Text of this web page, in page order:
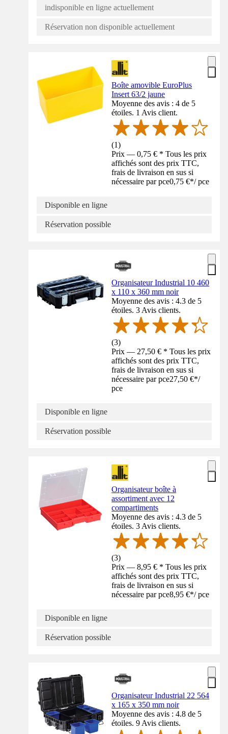
indisponible en ligne actuellement
Réservation non disponible actuellement
Boîte amovible EuroPlus
Insert 63/2 jaune
Moyenne des avis : 4 de 5
étoiles. 1 Avis client.
(1)
Prix — 0,75 € * Tous les prix
affichés sont des prix TTC,
frais de livraison en sus si
nécessaire par pce0,75 €*/ pce
Disponible en ligne
Réservation possible
Organisateur Industrial 10 460
x 110 x 360 mm noir
Moyenne des avis : 4.3 de 5
étoiles. 3 Avis clients.
(3)
Prix — 27,50 € * Tous les prix
affichés sont des prix TTC,
frais de livraison en sus si
nécessaire par pce27,50 €*/
pce
Disponible en ligne
Réservation possible
Organisateur boîte à
assortiment avec 12
compartiments
Moyenne des avis : 4.3 de 5
étoiles. 3 Avis clients.
(3)
Prix — 8,95 € * Tous les prix
affichés sont des prix TTC,
frais de livraison en sus si
nécessaire par pce8,95 €*/ pce
Disponible en ligne
Réservation possible
Organisateur Industrial 22 564
x 165 x 350 mm noir
Moyenne des avis : 4.8 de 5
étoiles. 9 Avis clients.